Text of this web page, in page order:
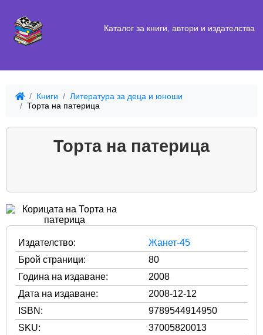
Каталог за книги, автори и издателства
Книги
Литература за деца и юноши
Торта на патерица
Торта на патерица
Издателство:
Жанет-45
Брой страници:
80
Година на издаване:
2008
Дата на издаване:
2008-12-12
ISBN:
9789544914950
SKU:
37005820013